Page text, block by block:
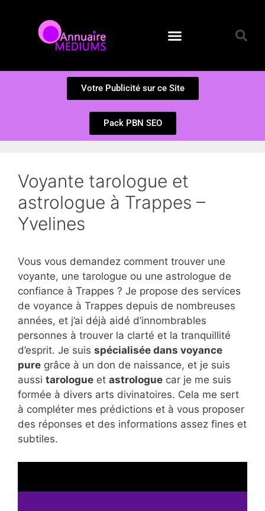
Votre Publicité sur ce Site
Pack PBN SEO
Voyante tarologue et
astrologue à Trappes –
Yvelines
Vous vous demandez comment trouver une
voyante, une tarologue ou une astrologue de
confiance à Trappes ? Je propose des services
de voyance à Trappes depuis de nombreuses
années, et j’ai déjà aidé d’innombrables
personnes à trouver la clarté et la tranquillité
d’esprit. Je suis spécialisée dans voyance
pure grâce à un don de naissance, et je suis
aussi tarologue et astrologue car je me suis
formée à divers arts divinatoires. Cela me sert
à compléter mes prédictions et à vous proposer
des réponses et des informations assez fines et
subtiles.